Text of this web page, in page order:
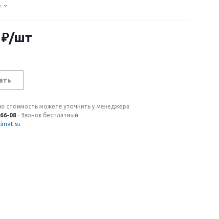
/шт
стоимость можете уточнить у менеджера
08 - Звонок бесплатный